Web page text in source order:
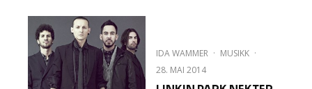
IDA WAMMER · MUSIKK ·
28. MAI 2014